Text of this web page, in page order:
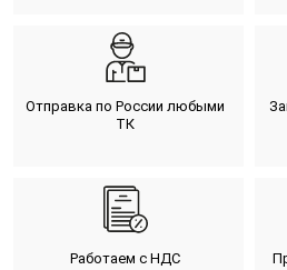
Отправка по России любыми
ТК
Работаем с НДС